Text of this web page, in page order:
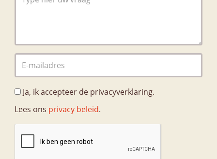
Ja, ik accepteer de privacyverklaring.
Lees ons privacy beleid.